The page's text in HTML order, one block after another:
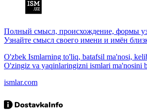
Полный смысл, происхождение, формы
Узнайте смысл своего имени и имён
O'zbek Ismlarning to'liq, batafsil ma'nosi,
O'zingiz va yaqinlaringizni ismlari ma'nosini
ismlar.com